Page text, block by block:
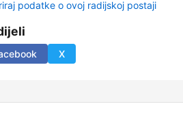
podatke o ovoj radijskoj postaji
X